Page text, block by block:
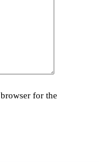
for the